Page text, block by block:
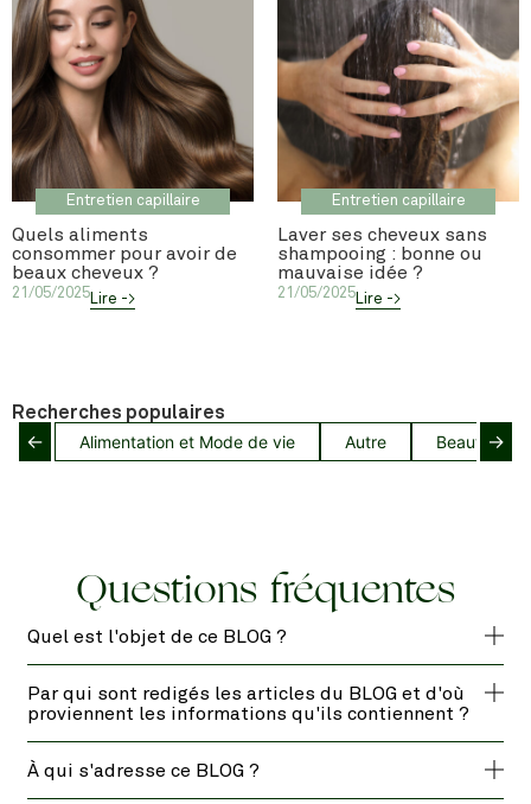
Entretien capillaire
Quels aliments
consommer pour avoir de
beaux cheveux ?
21/05/2025Lire ->
Entretien capillaire
Laver ses cheveux sans
shampooing : bonne ou
mauvaise idée ?
21/05/2025Lire ->
Recherches populaires
← Alimentation et Mode de vie Autre Beauté→
Questions fréquentes
Quel est l'objet de ce BLOG ?
Par qui sont redigés les articles du BLOG et d'où
proviennent les informations qu'ils contiennent ?
À qui s'adresse ce BLOG ?